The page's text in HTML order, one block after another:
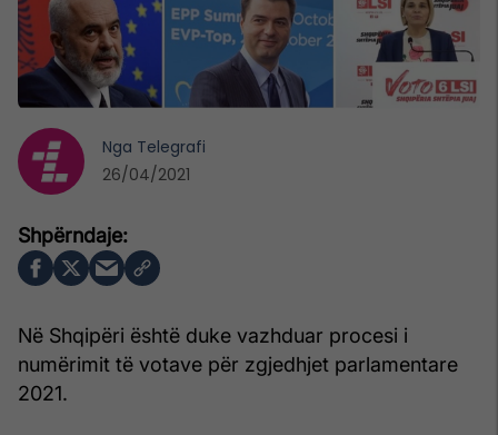
Në Shqipëri është duke vazhduar procesi i
numërimit të votave për zgjedhjet parlamentare
2021.
Nga Telegrafi
26/04/2021